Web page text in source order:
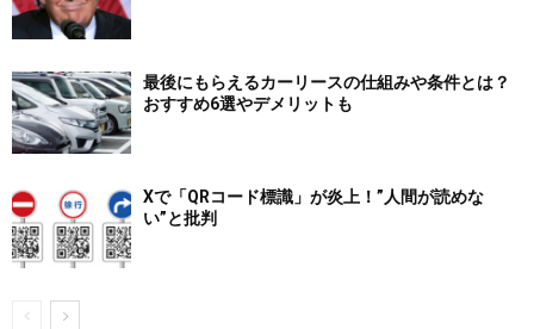
最後にもらえるカーリースの仕組みや条件とは？
おすすめ6選やデメリットも
Xで「QRコード標識」が炎上！”人間が読めな
い”と批判